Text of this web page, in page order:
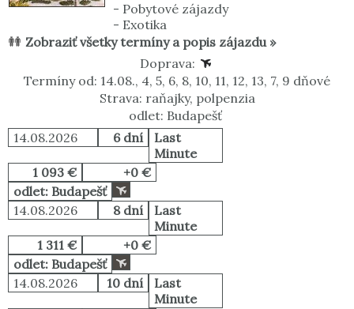
- Pobytové zájazdy
- Exotika
Zobraziť všetky termíny a popis zájazdu »
Doprava:
Termíny od: 14.08., 4, 5, 6, 8, 10, 11, 12, 13, 7, 9 dňové
Strava: raňajky, polpenzia
odlet: Budapešť
14.08.2026
6 dní
Last
Minute
1 093 €
+0 €
odlet: Budapešť
14.08.2026
8 dní
Last
Minute
1 311 €
+0 €
odlet: Budapešť
14.08.2026
10 dní
Last
Minute